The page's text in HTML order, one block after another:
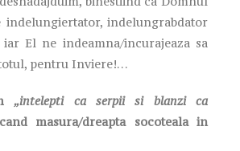
indelungiertator, indelungrabdator
El ne indeamna/incurajeaza sa
pentru Inviere!…
„intelepti ca serpii si blanzi ca
masura/dreapta socoteala in